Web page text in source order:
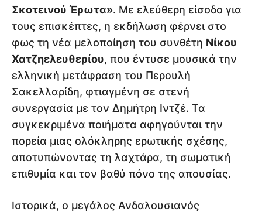
Σκοτεινού Έρωτα». Με ελεύθερη είσοδο για
τους επισκέπτες, η εκδήλωση φέρνει στο
φως τη νέα μελοποίηση του συνθέτη Νίκου
Χατζηελευθερίου, που έντυσε μουσικά την
ελληνική μετάφραση του Περουλή
Σακελλαρίδη, φτιαγμένη σε στενή
συνεργασία με τον Δημήτρη Ιντζέ. Τα
συγκεκριμένα ποιήματα αφηγούνται την
πορεία μιας ολόκληρης ερωτικής σχέσης,
αποτυπώνοντας τη λαχτάρα, τη σωματική
επιθυμία και τον βαθύ πόνο της απουσίας.
Ιστορικά, ο μεγάλος Ανδαλουσιανός